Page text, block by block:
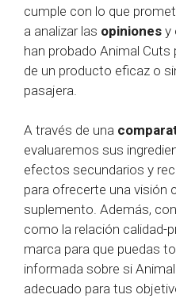
cumple con lo que
a analizar las opiniones y
han probado Animal
de un producto eficaz o
pasajera.
A través de una
evaluaremos sus
efectos secundarios y
para ofrecerte una visión
suplemento. Además,
como la relación calidad-
marca para que puedas
informada sobre si
adecuado para tus